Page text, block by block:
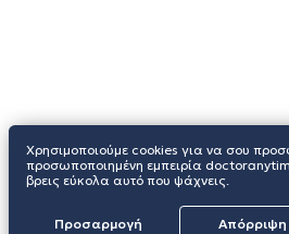
Χρησιμοποιούμε cookies για να σου
προσωποποιημένη εμπειρία
βρεις εύκολα αυτό που ψάχνεις.
Προσαρμογή Απόρριψη